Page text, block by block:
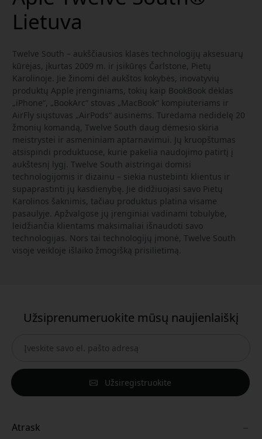
Lietuva
Twelve South – aukščiausios klasės technologijų aksesuarų
kūrėjas, įkurtas 2009 m. ir įsikūręs Čarlstone, Pietų
Karolinoje. Jie žinomi dėl aukštos kokybės, inovatyvių
produktų Apple įrenginiams, tokių kaip BookBook dėklas
„iPhone“, „BookArc“ stovas „MacBook“ kompiuteriams ir
AirFly siųstuvas „AirPods“ ausinėms. Turėdama nedidelę 20
žmonių komandą, Twelve South daug dėmesio skiria
meistrystei ir asmeniniam aptarnavimui. Jų kruopštumas
atsispindi produktuose, kurie pakelia naudojimo patirtį į
aukštesnį lygį. Twelve South aistringai domisi
technologijomis ir dizainu – siekia nustebinti klientus ir
supaprastinti jų kasdienybę. Jie didžiuojasi savo Pietų
Karolinos šaknimis, tačiau produktus platina visame
pasaulyje. Apžvalgose jų įrenginiai vadinami tobulybe,
leidžiančia klientams maksimaliai išnaudoti savo
technologijas. Nors tai technologijų įmonė, Twelve South
visoje veikloje išlaiko žmogišką prisilietimą.
Užsiprenumeruokite mūsų naujienlaiškį
Užsiregistruokite
Atrask